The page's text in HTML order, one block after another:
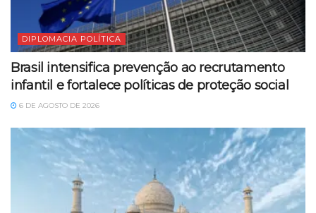
DIPLOMACIA POLÍTICA
Brasil intensifica prevenção ao recrutamento
infantil e fortalece políticas de proteção social
6 DE AGOSTO DE 2026